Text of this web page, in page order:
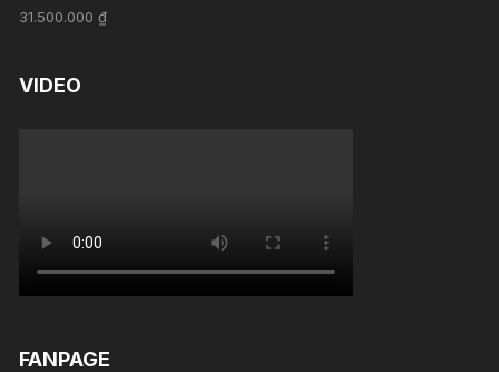
Rated5.00
out of 5
31.500.000₫
VIDEO
FANPAGE